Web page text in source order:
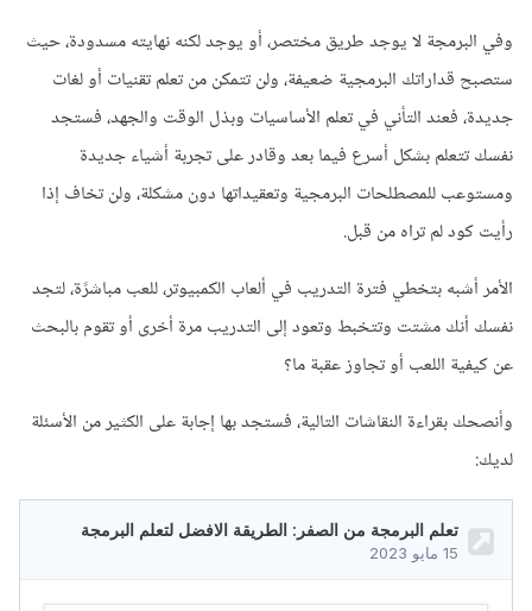
وفي البرمجة لا يوجد طريق مختصر، أو يوجد لكنه نهايته مسدودة، حيث
ستصبح قداراتك البرمجية ضعيفة، ولن تتمكن من تعلم تقنيات أو لغات
جديدة، فعند التأني في تعلم الأساسيات وبذل الوقت والجهد، فستجد
نفسك تتعلم بشكل أسرع فيما بعد وقادر على تجربة أشياء جديدة
ومستوعب للمصطلحات البرمجية وتعقيداتها دون مشكلة، ولن تخاف إذا
رأيت كود لم تراه من قبل.
الأمر أشبه بتخطي فترة التدريب في ألعاب الكمبيوتر، للعب مباشرًة، لتجد
نفسك أنك مشتت وتتخبط وتعود إلى التدريب مرة أخرى أو تقوم بالبحث
عن كيفية اللعب أو تجاوز عقبة ما؟
وأنصحك بقراءة النقاشات التالية، فستجد بها إجابة على الكثير من الأسئلة
لديك: